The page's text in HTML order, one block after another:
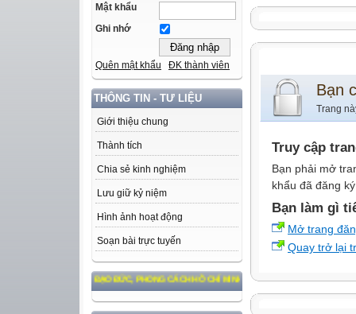
Mật khẩu
Ghi nhớ
Quên mật khẩu ĐK thành viên
THÔNG TIN - TƯ LIỆU
Giới thiệu chung
Thành tích
Chia sẻ kinh nghiệm
Lưu giữ kỷ niệm
Hình ảnh hoạt động
Soạn bài trực tuyến
THEO TƯ TƯỞNG, ĐẠO ĐỨC, PHONG CÁCH HỒ CHÍ MINH
Bạn
Trang
Truy cập
Bạn phải mở
khẩu đã đăng
Bạn làm gì
Mở trang
Quay trở lại